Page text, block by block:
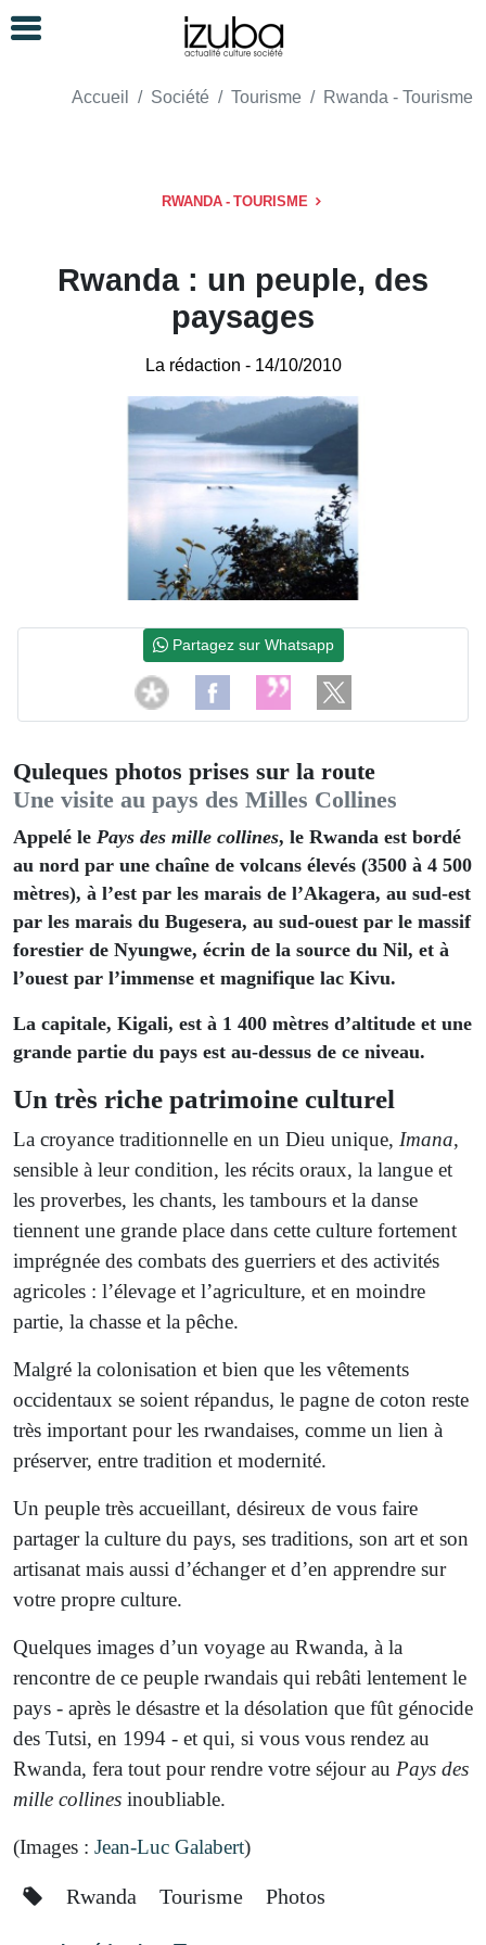
Accueil Société Tourisme Rwanda - Tourisme
RWANDA - TOURISME
Rwanda : un peuple, des
paysages
La rédaction - 14/10/2010
Quleques photos prises sur la route
Une visite au pays des Milles Collines
Appelé le Pays des mille collines, le Rwanda est bordé
au nord par une chaîne de volcans élevés (3500 à 4 500
mètres), à l’est par les marais de l’Akagera, au sud-est
par les marais du Bugesera, au sud-ouest par le massif
forestier de Nyungwe, écrin de la source du Nil, et à
l’ouest par l’immense et magnifique lac Kivu.
La capitale, Kigali, est à 1 400 mètres d’altitude et une
grande partie du pays est au-dessus de ce niveau.
Un très riche patrimoine culturel
La croyance traditionnelle en un Dieu unique, Imana,
sensible à leur condition, les récits oraux, la langue et
les proverbes, les chants, les tambours et la danse
tiennent une grande place dans cette culture fortement
imprégnée des combats des guerriers et des activités
agricoles : l’élevage et l’agriculture, et en moindre
partie, la chasse et la pêche.
Malgré la colonisation et bien que les vêtements
occidentaux se soient répandus, le pagne de coton reste
très important pour les rwandaises, comme un lien à
préserver, entre tradition et modernité.
Un peuple très accueillant, désireux de vous faire
partager la culture du pays, ses traditions, son art et son
artisanat mais aussi d’échanger et d’en apprendre sur
votre propre culture.
Quelques images d’un voyage au Rwanda, à la
rencontre de ce peuple rwandais qui rebâti lentement le
pays - après le désastre et la désolation que fût génocide
des Tutsi, en 1994 - et qui, si vous vous rendez au
Rwanda, fera tout pour rendre votre séjour au Pays des
mille collines inoubliable.
(Images : Jean-Luc Galabert)
Rwanda Tourisme Photos
Partagez sur Whatsapp